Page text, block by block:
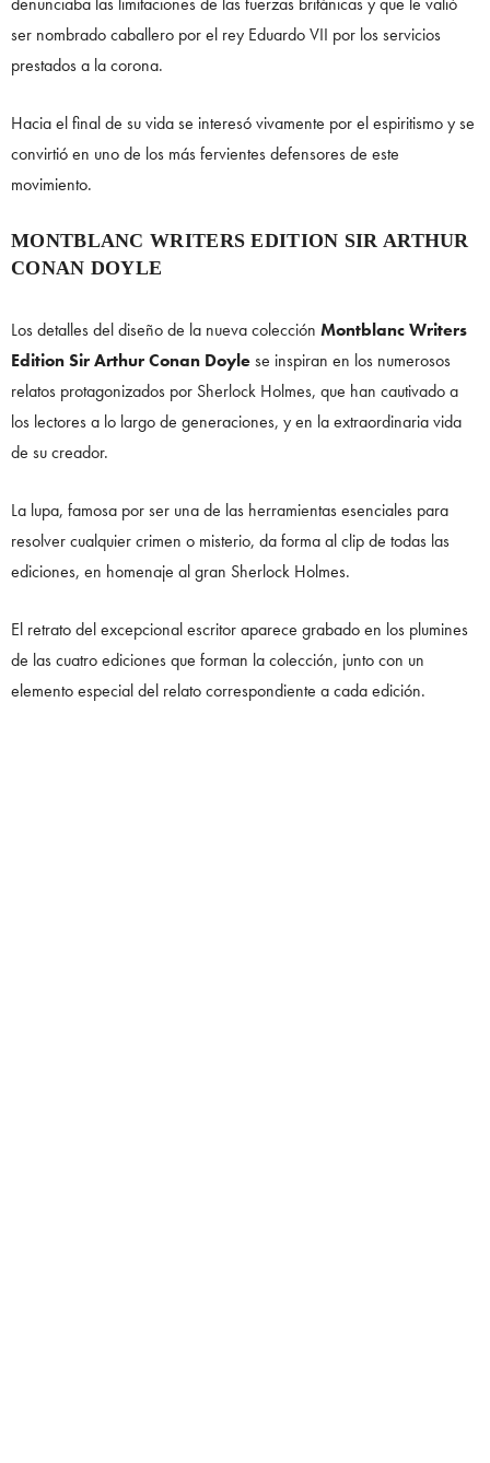
ser nombrado caballero por el rey Eduardo VII por los servicios
prestados a la corona.
Hacia el final de su vida se interesó vivamente por el espiritismo y se
convirtió en uno de los más fervientes defensores de este
movimiento.
MONTBLANC WRITERS EDITION SIR ARTHUR
CONAN DOYLE
Los detalles del diseño de la nueva colección Montblanc Writers
Edition Sir Arthur Conan Doylese inspiran en los numerosos
relatos protagonizados por Sherlock Holmes, que han cautivado a
los lectores a lo largo de generaciones, y en la extraordinaria vida
de su creador.
La lupa, famosa por ser una de las herramientas esenciales para
resolver cualquier crimen o misterio, da forma al clip de todas las
ediciones, en homenaje al gran Sherlock Holmes.
El retrato del excepcional escritor aparece grabado en los plumines
de las cuatro ediciones que forman la colección, junto con un
elemento especial del relato correspondiente a cada edición.